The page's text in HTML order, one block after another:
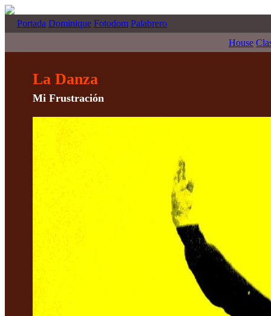
Portada Dominique Fotodom Palabrero
House
La Danza
Mi Frustración